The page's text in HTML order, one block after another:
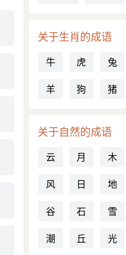
关于生肖的成语
牛 虎 兔
羊
狗 猪
关于自然的成语
云 月 木
风
日 地
谷
石 雪
潮
丘 光